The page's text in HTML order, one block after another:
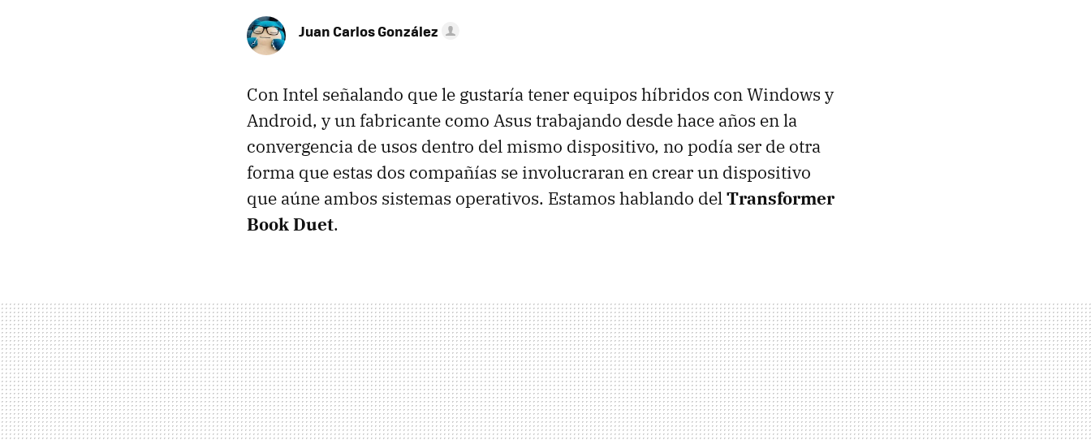
Juan Carlos González
Con Intel señalando que le gustaría tener equipos híbridos con Windows y
Android, y un fabricante como Asus trabajando desde hace años en la
convergencia de usos dentro del mismo dispositivo, no podía ser de otra
forma que estas dos compañías se involucraran en crear un dispositivo
que aúne ambos sistemas operativos. Estamos hablando delTransformer
Book Duet.